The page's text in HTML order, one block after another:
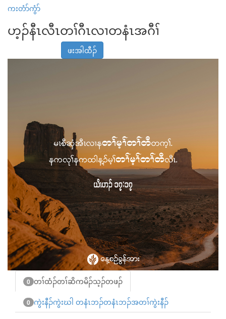
ကးတံာ်ကွံာ်
ဟ့ၣ်နီၤလီၤတၢ်ဂီၤလၢတနံၤအဂီၢ်
ဖးအါထီၣ်
0 တၢ်ထံၣ်တၢ်ဆိကမိၣ်သ့ၣ်တဖၣ်
0 ကွဲးနီၣ်ကွဲးဃါ တနံၤဘၣ်တနံၤဘၣ်အတၢ်ကွဲးနီၣ်